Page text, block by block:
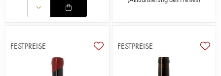
FESTPREISE FESTPREISE